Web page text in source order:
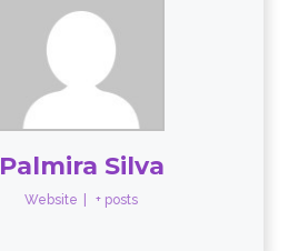
Palmira Silva
Website + posts